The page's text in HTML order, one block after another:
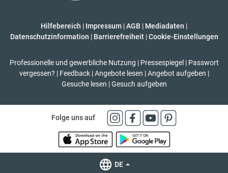
Hilfebereich | Impressum |AGB | Mediadaten |
Datenschutzinformation | Barrierefreiheit | Cookie-Einstellungen
Professionelle und gewerbliche Nutzung | Pressespiegel | Passwort
vergessen? | Feedback | Angebote lesen | Angebot aufgeben |
Gesuche lesen | Gesuch aufgeben
Folge uns auf
DE